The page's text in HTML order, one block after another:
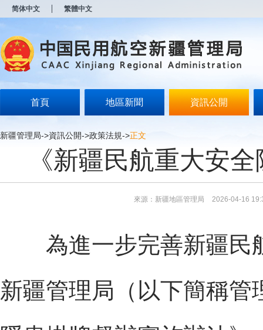
简体中文 繁體中文
首頁 地區新聞 資訊公開
新疆管理局->資訊公開->政策法規->正文
《新疆民航重大安
來源：新疆地區管理局 2026-04-16
為進一步完善新疆民
新疆管理局（以下簡稱
开
无
障
说
按
Alt
键